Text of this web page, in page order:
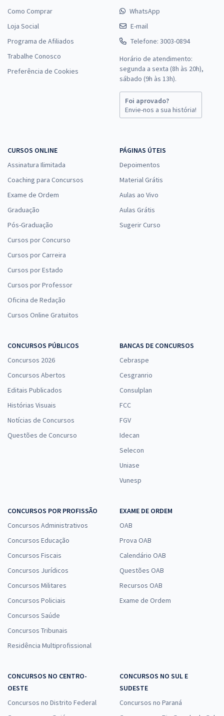
Como Comprar
Loja Social
Programa de Afiliados
Trabalhe Conosco
Preferência de Cookies
WhatsApp
E-mail
Telefone: 3003-0894
Horário de atendimento:
segunda a sexta (8h às 20h),
sábado (9h às 13h).
Foi aprovado?
Envie-nos a sua história!
CURSOS ONLINE
Assinatura Ilimitada
Coaching para Concursos
Exame de Ordem
Graduação
Pós-Graduação
Cursos por Concurso
Cursos por Carreira
Cursos por Estado
Cursos por Professor
Oficina de Redação
Cursos Online Gratuitos
PÁGINAS ÚTEIS
Depoimentos
Material Grátis
Aulas ao Vivo
Aulas Grátis
Sugerir Curso
CONCURSOS PÚBLICOS
Concursos 2026
Concursos Abertos
Editais Publicados
Histórias Visuais
Notícias de Concursos
Questões de Concurso
BANCAS DE CONCURSOS
Cebraspe
Cesgranrio
Consulplan
FCC
FGV
Idecan
Selecon
Uniase
Vunesp
CONCURSOS POR PROFISSÃO
Concursos Administrativos
Concursos Educação
Concursos Fiscais
Concursos Jurídicos
Concursos Militares
Concursos Policiais
Concursos Saúde
Concursos Tribunais
Residência Multiprofissional
EXAME DE ORDEM
OAB
Prova OAB
Calendário OAB
Questões OAB
Recursos OAB
Exame de Ordem
CONCURSOS NO CENTRO-
OESTE
Concursos no Distrito Federal
CONCURSOS NO SUL E
SUDESTE
Concursos no Paraná